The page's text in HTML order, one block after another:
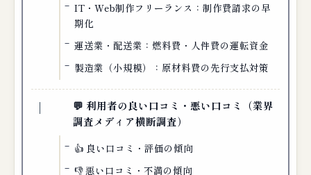
IT・Web制作フリーランス：制作費請求の早
期化
運送業・配送業：燃料費・人件費の運転資金
製造業（小規模）：原材料費の先行支払対策
💬 利用者の良い口コミ・悪い口コミ（業界
調査メディア横断調査）
👍 良い口コミ・評価の傾向
👎 悪い口コミ・不満の傾向